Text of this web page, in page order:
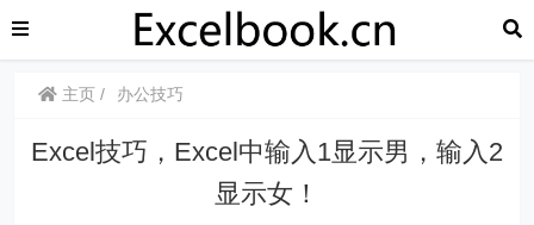
主页 办公技巧
Excel技巧，Excel中输入1显示男，输入2
显示女！